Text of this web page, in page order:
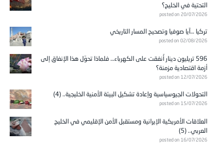
التحتية في الخليج؟
posted on 20/07/2026
تركيا …آيا صوفيا وتصحيح المسار التاريخي
posted on 02/08/2026
596 تريليون دينار أُنفقت على الكهرباء… فلماذا تحوّل هذا الإنفاق إلى
أزمة اقتصادية مزمنة؟
posted on 12/07/2026
التحولات الجيوسياسية وإعادة تشكيل البيئة الأمنية الخليجية.. (4)
posted on 15/07/2026
العلاقات الأمريكية الإيرانية ومستقبل الأمن الإقليمي في الخليج
العربي.. (5)
posted on 16/07/2026